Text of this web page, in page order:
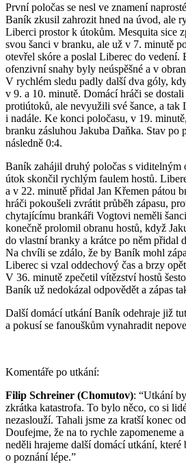
První poločas se nesl ve znamení
Baník zkusil zahrozit hned na úvod, ale
Liberci prostor k útokům. Mesquita sice
svou šanci v branku, ale už v 7. minutě
otevřel skóre a poslal Liberec do vedení.
ofenzivní snahy byly neúspěšné a v
V rychlém sledu padly další dva góly,
v 9. a 10. minutě. Domácí hráči se
protiútoků, ale nevyužili své šance, a tak
i nadále. Ke konci poločasu, v 19.
branku zásluhou Jakuba Daňka. Stav po
následně 0:4.
Baník zahájil druhý poločas s viditelným
útok skončil rychlým faulem hostů.
a v 22. minutě přidal Jan Křemen pátou
hráči pokoušeli zvrátit průběh zápasu,
chytajícímu brankáři Vogtovi neměli
konečně prolomil obranu hostů, když
do vlastní branky a krátce po něm přidal
Na chvíli se zdálo, že by Baník mohl
Liberec si vzal oddechový čas a brzy
V 36. minutě zpečetil vítězství hostů
Baník už nedokázal odpovědět a zápas
Další domácí utkání Baník odehraje již
a pokusí se fanouškům vynahradit
Komentáře po utkání:
Filip Schreiner (Chomutov): “Utkání
zkrátka katastrofa. To bylo něco, co si
nezaslouží. Tahali jsme za kratší konec
Doufejme, že na to rychle zapomeneme
neděli hrajeme další domácí utkání, které
o poznání lépe.”